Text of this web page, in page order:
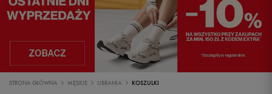
STRONA GŁÓWNA MĘSKIE UBRANIA KOSZULKI